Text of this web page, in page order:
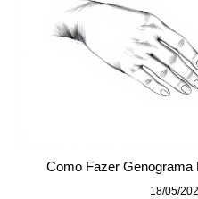
Como Fazer Genograma
18/05/